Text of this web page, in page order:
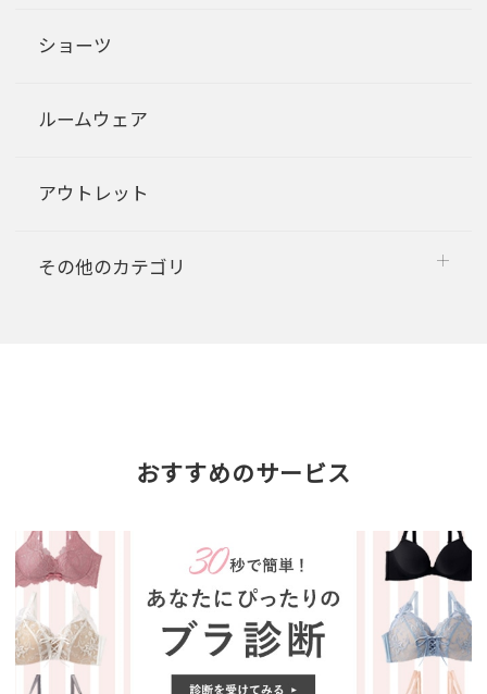
ショーツ
ルームウェア
アウトレット
その他のカテゴリ
おすすめのサービス